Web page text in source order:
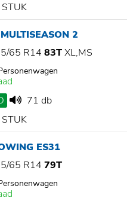
STUK
2
65 R14 83TXL,MS
71 db
STUK
ES31
65 R14 79T